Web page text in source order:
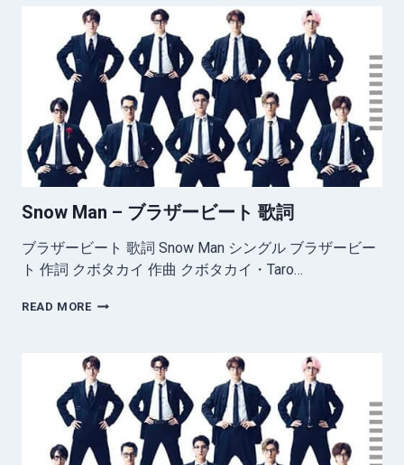
REFRESH
歌
詞
Snow Man – ブラザービート 歌詞
ブラザービート 歌詞 Snow Man シングル ブラザービー
ト 作詞 クボタカイ 作曲 クボタカイ・Taro…
READ MORESNOW
ブ
ラ
ザ
ー
ビ
ト